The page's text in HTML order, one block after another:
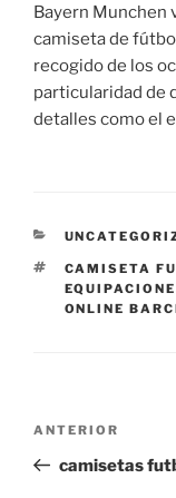
Bayern Munchen
camiseta de
recogido de los
particularidad de
detalles como el
CATEGORÍAS
ETIQUETAS
CAMISETA
ONLINE
entradas
Entrada
anterior:
ANTERIOR
camisetas